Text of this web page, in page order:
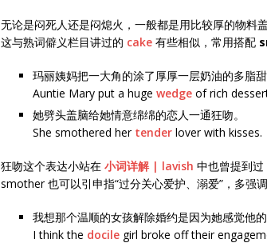
无论是闷死人还是闷熄火，一般都是用比较厚的物料
这与熟词僻义栏目讲过的 cake 有些相似，常用搭配
玛丽姨妈把一大角的涂了厚厚一层奶油的多脂甜
Auntie Mary put a huge wedge of rich
她劈头盖脑给她情意绵绵的恋人一通狂吻。
She smothered her tender lover with kisses.
狂吻这个表达小站在 小词详解 | lavish 中也曾提到过
smother 也可以引申指“过分关心爱护、溺爱”，多强
我想那个温顺的女孩解除婚约是因为她感觉他的
I think the docile girl broke off their